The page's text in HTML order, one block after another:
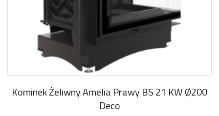
Kominek Żeliwny Amelia Prawy BS 21 KW Ø200
Deco